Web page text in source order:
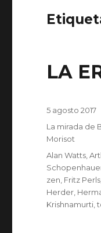
LA
Publicado
5 agosto 2017
Categorías
La mirada de
Morisot
Etiquetas
Alan Watts ,
zen Fritz Perls
Herder
Krishnamurti ,